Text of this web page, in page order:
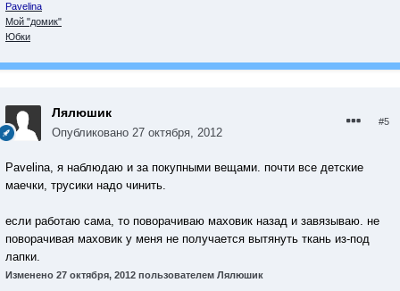
Pavelina
Мой "домик"
Юбки
Лялюшик
Опубликовано 27 октября, 2012
#5
Pavelina, я наблюдаю и за покупными вещами. почти все детские
маечки, трусики надо чинить.
если работаю сама, то поворачиваю маховик назад и завязываю. не
поворачивая маховик у меня не получается вытянуть ткань из-под
лапки.
Изменено 27 октября, 2012 пользователем Лялюшик